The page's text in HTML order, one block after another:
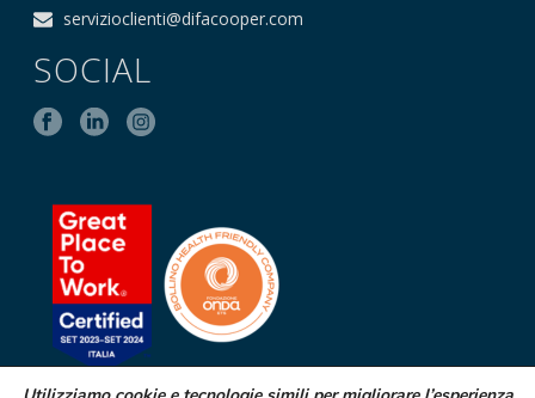
servizioclienti@difacooper.com
SOCIAL